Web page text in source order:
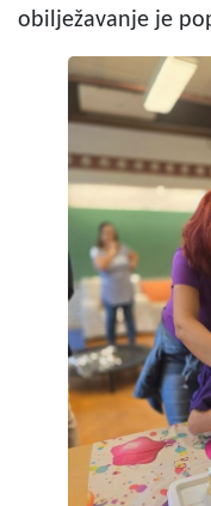
obilježavanje je